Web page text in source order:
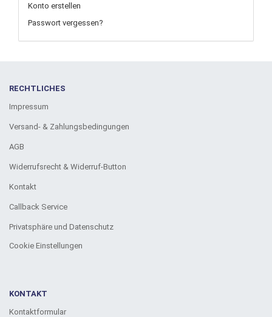
Konto erstellen
Passwort vergessen?
RECHTLICHES
Impressum
Versand- & Zahlungsbedingungen
AGB
Widerrufsrecht & Widerruf-Button
Kontakt
Callback Service
Privatsphäre und Datenschutz
Cookie Einstellungen
KONTAKT
Kontaktformular